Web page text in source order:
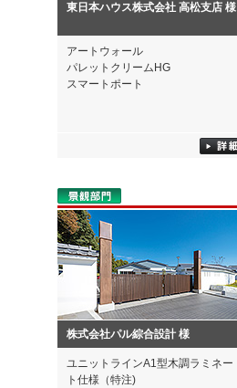
東日本ハウス株式会社 高松支店 様
アートウォール
パレットクリームHG
スマートポート
株式会社パル綜合設計 様
ユニットラインA1型木調ラミネー
ト仕様（特注)